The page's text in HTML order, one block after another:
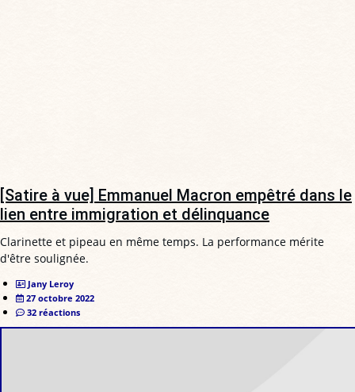
[Satire à vue] Emmanuel Macron empêtré dans le
lien entre immigration et délinquance
Clarinette et pipeau en même temps. La performance mérite
d'être soulignée.
Jany Leroy
27 octobre 2022
32 réactions